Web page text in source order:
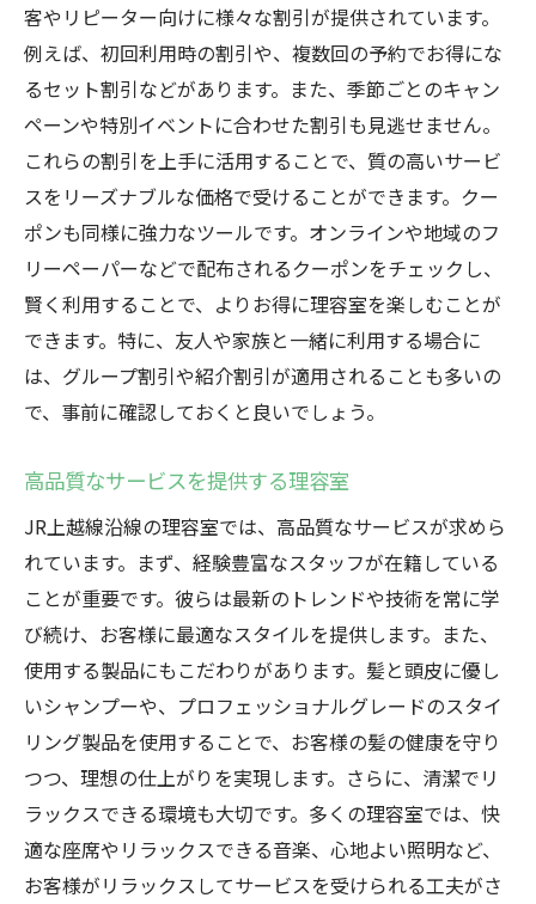
客やリピーター向けに様々な割引が提供されています。
例えば、初回利用時の割引や、複数回の予約でお得にな
るセット割引などがあります。また、季節ごとのキャン
ペーンや特別イベントに合わせた割引も見逃せません。
これらの割引を上手に活用することで、質の高いサービ
スをリーズナブルな価格で受けることができます。クー
ポンも同様に強力なツールです。オンラインや地域のフ
リーペーパーなどで配布されるクーポンをチェックし、
賢く利用することで、よりお得に理容室を楽しむことが
できます。特に、友人や家族と一緒に利用する場合に
は、グループ割引や紹介割引が適用されることも多いの
で、事前に確認しておくと良いでしょう。
高品質なサービスを提供する理容室
JR上越線沿線の理容室では、高品質なサービスが求めら
れています。まず、経験豊富なスタッフが在籍している
ことが重要です。彼らは最新のトレンドや技術を常に学
び続け、お客様に最適なスタイルを提供します。また、
使用する製品にもこだわりがあります。髪と頭皮に優し
いシャンプーや、プロフェッショナルグレードのスタイ
リング製品を使用することで、お客様の髪の健康を守り
つつ、理想の仕上がりを実現します。さらに、清潔でリ
ラックスできる環境も大切です。多くの理容室では、快
適な座席やリラックスできる音楽、心地よい照明など、
お客様がリラックスしてサービスを受けられる工夫がさ